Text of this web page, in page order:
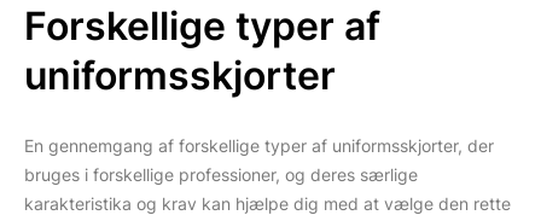
Forskellige typer af
uniformsskjorter
En gennemgang af forskellige typer af uniformsskjorter, der
bruges i forskellige professioner, og deres særlige
karakteristika og krav kan hjælpe dig med at vælge den rette